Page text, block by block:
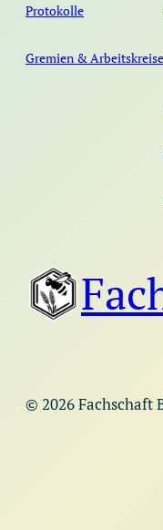
Protokolle
Gremien & Arbeitskreise
© 2026Fachschaft